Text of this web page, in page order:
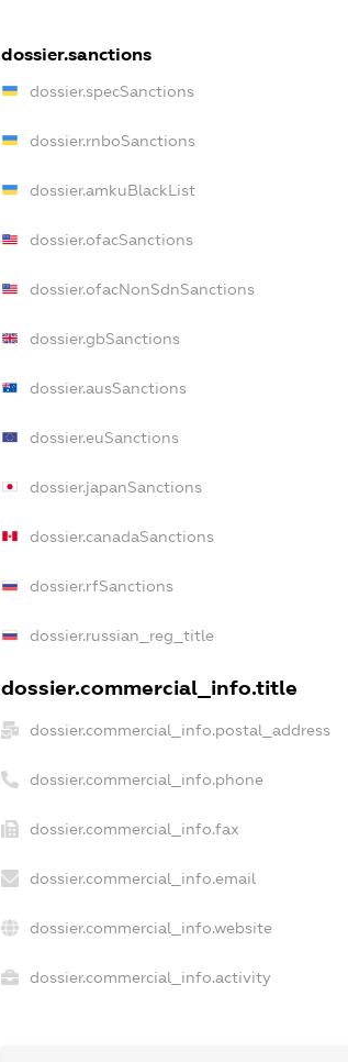
dossier.sanctions
dossier.specSanctions
dossier.rnboSanctions
dossier.amkuBlackList
dossier.ofacSanctions
dossier.ofacNonSdnSanctions
dossier.gbSanctions
dossier.ausSanctions
dossier.euSanctions
dossier.japanSanctions
dossier.canadaSanctions
dossier.rfSanctions
dossier.russian_reg_title
dossier.commercial_info.title
dossier.commercial_info.postal_address
dossier.commercial_info.phone
dossier.commercial_info.fax
dossier.commercial_info.email
dossier.commercial_info.website
dossier.commercial_info.activity